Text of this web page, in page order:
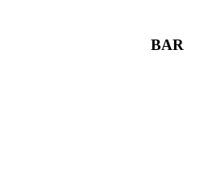
BAR